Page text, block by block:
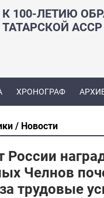
К 100-ЛЕТИЮ
ТАТАРСКОЙ АССР
ХРОНОГРАФ
Новости
России
Челнов
трудовые